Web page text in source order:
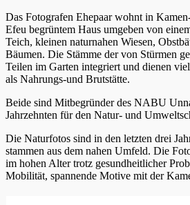
Das Fotografen Ehepaar wohnt in
Efeu begrüntem Haus umgeben von
Teich, kleinen naturnahen Wiesen,
Bäumen. Die Stämme der von Stürmen
Teilen im Garten integriert und dienen
als Nahrungs-und Brutstätte.
Beide sind Mitbegründer des NABU
Jahrzehnten für den Natur- und
Die Naturfotos sind in den letzten drei
stammen aus dem nahen Umfeld. Die
im hohen Alter trotz gesundheitlicher
Mobilität, spannende Motive mit der